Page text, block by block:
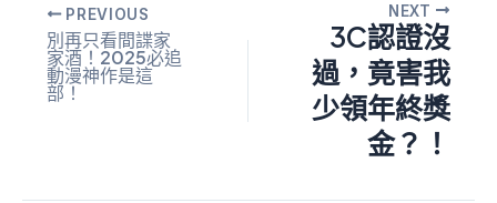
PREVIOUS
別再只看間諜家
家酒！2025必追
動漫神作是這
部！
NEXT
3C認證沒
過，竟害我
少領年終獎
金？！